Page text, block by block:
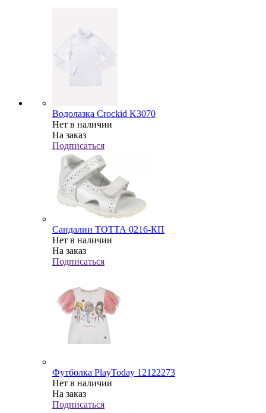
Водолазка Crockid K3070
Нет в наличии
На заказ
Подписаться
Сандалии ТОТТА 0216-КП
Нет в наличии
На заказ
Подписаться
Футболка PlayToday 12122273
Нет в наличии
На заказ
Подписаться